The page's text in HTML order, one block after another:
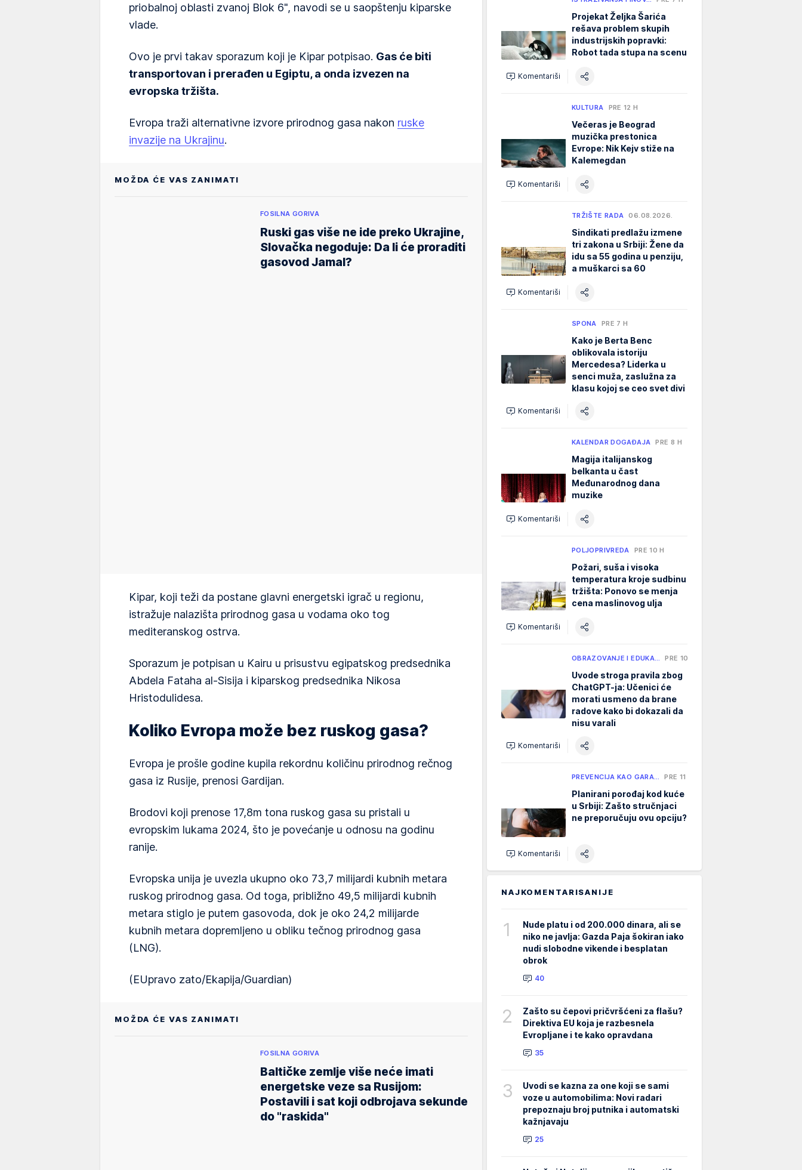
priobalnoj oblasti zvanoj Blok 6", navodi se u saopštenju kiparske
vlade.
Ovo je prvi takav sporazum koji je Kipar potpisao. Gas će biti
transportovan i prerađen u Egiptu, a onda izvezen na
evropska tržišta.
Evropa traži alternativne izvore prirodnog gasa nakon ruske
invazije na Ukrajinu.
MOŽDA ĆE VAS ZANIMATI
FOSILNA GORIVA
Ruski gas više ne ide preko Ukrajine,
Slovačka negoduje: Da li će proraditi
gasovod Jamal?
Kipar, koji teži da postane glavni energetski igrač u regionu,
istražuje nalazišta prirodnog gasa u vodama oko tog
mediteranskog ostrva.
Sporazum je potpisan u Kairu u prisustvu egipatskog predsednika
Abdela Fataha al-Sisija i kiparskog predsednika Nikosa
Hristodulidesa.
Koliko Evropa može bez ruskog gasa?
Evropa je prošle godine kupila rekordnu količinu prirodnog rečnog
gasa iz Rusije, prenosi Gardijan.
Brodovi koji prenose 17,8m tona ruskog gasa su pristali u
evropskim lukama 2024, što je povećanje u odnosu na godinu
ranije.
Evropska unija je uvezla ukupno oko 73,7 milijardi kubnih metara
ruskog prirodnog gasa. Od toga, približno 49,5 milijardi kubnih
metara stiglo je putem gasovoda, dok je oko 24,2 milijarde
kubnih metara dopremljeno u obliku tečnog prirodnog gasa
(LNG).
(EUpravo zato/Ekapija/Guardian)
MOŽDA ĆE VAS ZANIMATI
FOSILNA GORIVA
Baltičke zemlje više neće imati
energetske veze sa Rusijom:
Postavili i sat koji odbrojava sekunde
do "raskida"
Projekat Željka Šarića
rešava problem skupih
industrijskih popravki:
Robot tada stupa na scenu
Komentariši
KULTURA PRE 12 H
Večeras je Beograd
muzička prestonica
Evrope: Nik Kejv stiže na
Kalemegdan
Komentariši
TRŽIŠTE RADA 06.08.2026.
Sindikati predlažu izmene
tri zakona u Srbiji: Žene da
idu sa 55 godina u penziju,
a muškarci sa 60
Komentariši
SPONA PRE 7 H
Kako je Berta Benc
oblikovala istoriju
Mercedesa? Liderka u
senci muža, zaslužna za
klasu kojoj se ceo svet divi
Komentariši
KALENDAR DOGAĐAJA PRE 8 H
Magija italijanskog
belkanta u čast
Međunarodnog dana
muzike
Komentariši
POLJOPRIVREDA PRE 10 H
Požari, suša i visoka
temperatura kroje sudbinu
tržišta: Ponovo se menja
cena maslinovog ulja
Komentariši
OBRAZOVANJE I EDUKA… PRE 10 H
Uvode stroga pravila zbog
ChatGPT-ja: Učenici će
morati usmeno da brane
radove kako bi dokazali da
nisu varali
Komentariši
PREVENCIJA KAO GARA… PRE 11 H
Planirani porođaj kod kuće
u Srbiji: Zašto stručnjaci
ne preporučuju ovu opciju?
Komentariši
NAJKOMENTARISANIJE
1
Nude platu i od 200.000 dinara, ali se
niko ne javlja: Gazda Paja šokiran iako
nudi slobodne vikende i besplatan
obrok
40
2
Zašto su čepovi pričvršćeni za flašu?
Direktiva EU koja je razbesnela
Evropljane i te kako opravdana
35
3
Uvodi se kazna za one koji se sami
voze u automobilima: Novi radari
prepoznaju broj putnika i automatski
kažnjavaju
25